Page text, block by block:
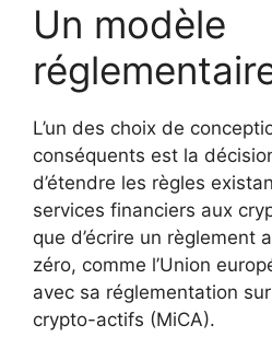
Un modèle
L’un des choix de
conséquents est la
d’étendre les règles
services financiers aux
que d’écrire un règlement
zéro, comme l’Union
avec sa réglementation
crypto-actifs (MiCA).